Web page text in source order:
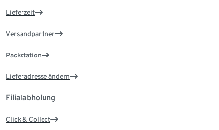
Lieferzeit
Versandpartner
Packstation
Lieferadresse ändern
Filialabholung
Click & Collect